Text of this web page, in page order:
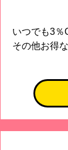
いつでも3％
その他お得